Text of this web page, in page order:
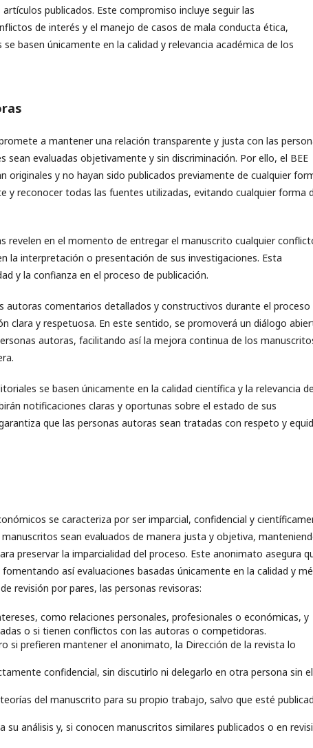
publicados. Este compromiso incluye seguir las
de interés y el manejo de casos de mala conducta ética,
basen únicamente en la calidad y relevancia académica de los
a mantener una relación transparente y justa con las
evaluadas objetivamente y sin discriminación. Por ello, el BEE
originales y no hayan sido publicados previamente de cualquier
y reconocer todas las fuentes utilizadas, evitando cualquier forma
revelen en el momento de entregar el manuscrito cualquier
la interpretación o presentación de sus investigaciones. Esta
y la confianza en el proceso de publicación.
autoras comentarios detallados y constructivos durante el proceso
clara y respetuosa. En este sentido, se promoverá un diálogo
autoras, facilitando así la mejora continua de los
se basen únicamente en la calidad científica y la relevancia
notificaciones claras y oportunas sobre el estado de sus
que las personas autoras sean tratadas con respeto y
se caracteriza por ser imparcial, confidencial y
sean evaluados de manera justa y objetiva,
preservar la imparcialidad del proceso. Este anonimato asegura
así evaluaciones basadas únicamente en la calidad y
revisión por pares, las personas revisoras:
como relaciones personales, profesionales o económicas, y
o si tienen conflictos con las autoras o competidoras.
si prefieren mantener el anonimato, la Dirección de la revista lo
confidencial, sin discutirlo ni delegarlo en otra persona sin el
del manuscrito para su propio trabajo, salvo que esté
análisis y, si conocen manuscritos similares publicados o en